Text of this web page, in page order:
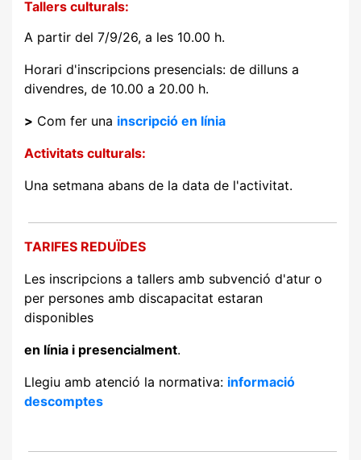
Tallers culturals:
A partir del 7/9/26, a les 10.00 h.
Horari d'inscripcions presencials: de dilluns a
divendres, de 10.00 a 20.00 h.
> Com fer una inscripció en línia
Activitats culturals:
Una setmana abans de la data de l'activitat.
TARIFES REDUÏDES
Les inscripcions a tallers amb subvenció d'atur o
per persones amb discapacitat estaran
disponibles
en línia i presencialment.
Llegiu amb atenció la normativa: informació
descomptes